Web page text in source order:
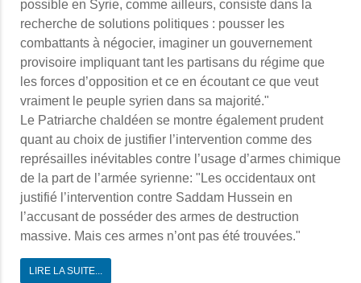
possible en Syrie, comme ailleurs, consiste dans la
recherche de solutions politiques : pousser les
combattants à négocier, imaginer un gouvernement
provisoire impliquant tant les partisans du régime que
les forces d’opposition et ce en écoutant ce que veut
vraiment le peuple syrien dans sa majorité."
Le Patriarche chaldéen se montre également prudent
quant au choix de justifier l’intervention comme des
représailles inévitables contre l’usage d’armes chimique
de la part de l’armée syrienne: "Les occidentaux ont
justifié l’intervention contre Saddam Hussein en
l’accusant de posséder des armes de destruction
massive. Mais ces armes n’ont pas été trouvées."
LIRE LA SUITE...